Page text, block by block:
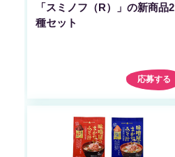
「スミノフ（R）」の新商品2
種セット
応募する